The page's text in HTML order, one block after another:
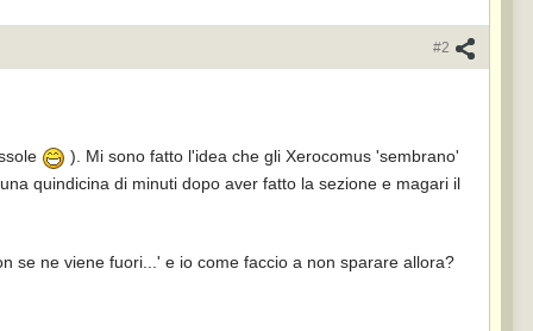
#2
). Mi sono fatto l'idea che gli Xerocomus 'sembrano'
quindicina di minuti dopo aver fatto la sezione e magari il
se ne viene fuori...' e io come faccio a non sparare allora?